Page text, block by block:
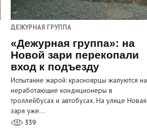
ДЕЖУРНАЯ ГРУППА
«Дежурная группа»: на
Новой зари перекопали
вход к подъезду
Испытание жарой: красноярцы жалуются на
неработающие кондиционеры в
троллейбусах и автобусах. На улице Новая
заря уже…
339